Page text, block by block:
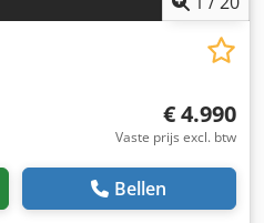
€ 4.990
Vaste prijs excl. btw
Bellen